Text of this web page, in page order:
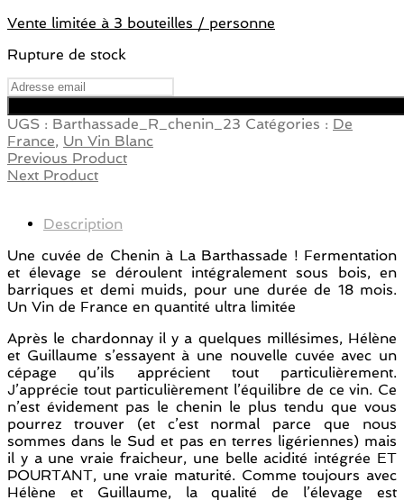
Vente limitée à 3 bouteilles / personne
Rupture de stock
UGS : Barthassade_R_chenin_23 Catégories : De
France, Un Vin Blanc
Previous Product
Next Product
Description
Une cuvée de Chenin à La Barthassade ! Fermentation
et élevage se déroulent intégralement sous bois, en
barriques et demi muids, pour une durée de 18 mois.
Un Vin de France en quantité ultra limitée
Après le chardonnay il y a quelques millésimes, Hélène
et Guillaume s’essayent à une nouvelle cuvée avec un
cépage qu’ils apprécient tout particulièrement.
J’apprécie tout particulièrement l’équilibre de ce vin. Ce
n’est évidement pas le chenin le plus tendu que vous
pourrez trouver (et c’est normal parce que nous
sommes dans le Sud et pas en terres ligériennes) mais
il y a une vraie fraicheur, une belle acidité intégrée ET
POURTANT, une vraie maturité. Comme toujours avec
Hélène et Guillaume, la qualité de l’élevage est